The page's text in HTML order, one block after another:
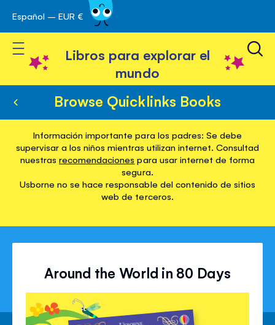
Ir
al
contenido
Español – EUR €
Toggle Nav
Libros para explorar el
mundo
Browse Quicklinks Books
Información importante para los padres: Se debe
supervisar a los niños mientras utilizan internet. Consultad
nuestrasrecomendaciones para usar internet de forma
segura.
Usborne no se hace responsable del contenido de sitios
web de terceros.
Around the World in 80 Days